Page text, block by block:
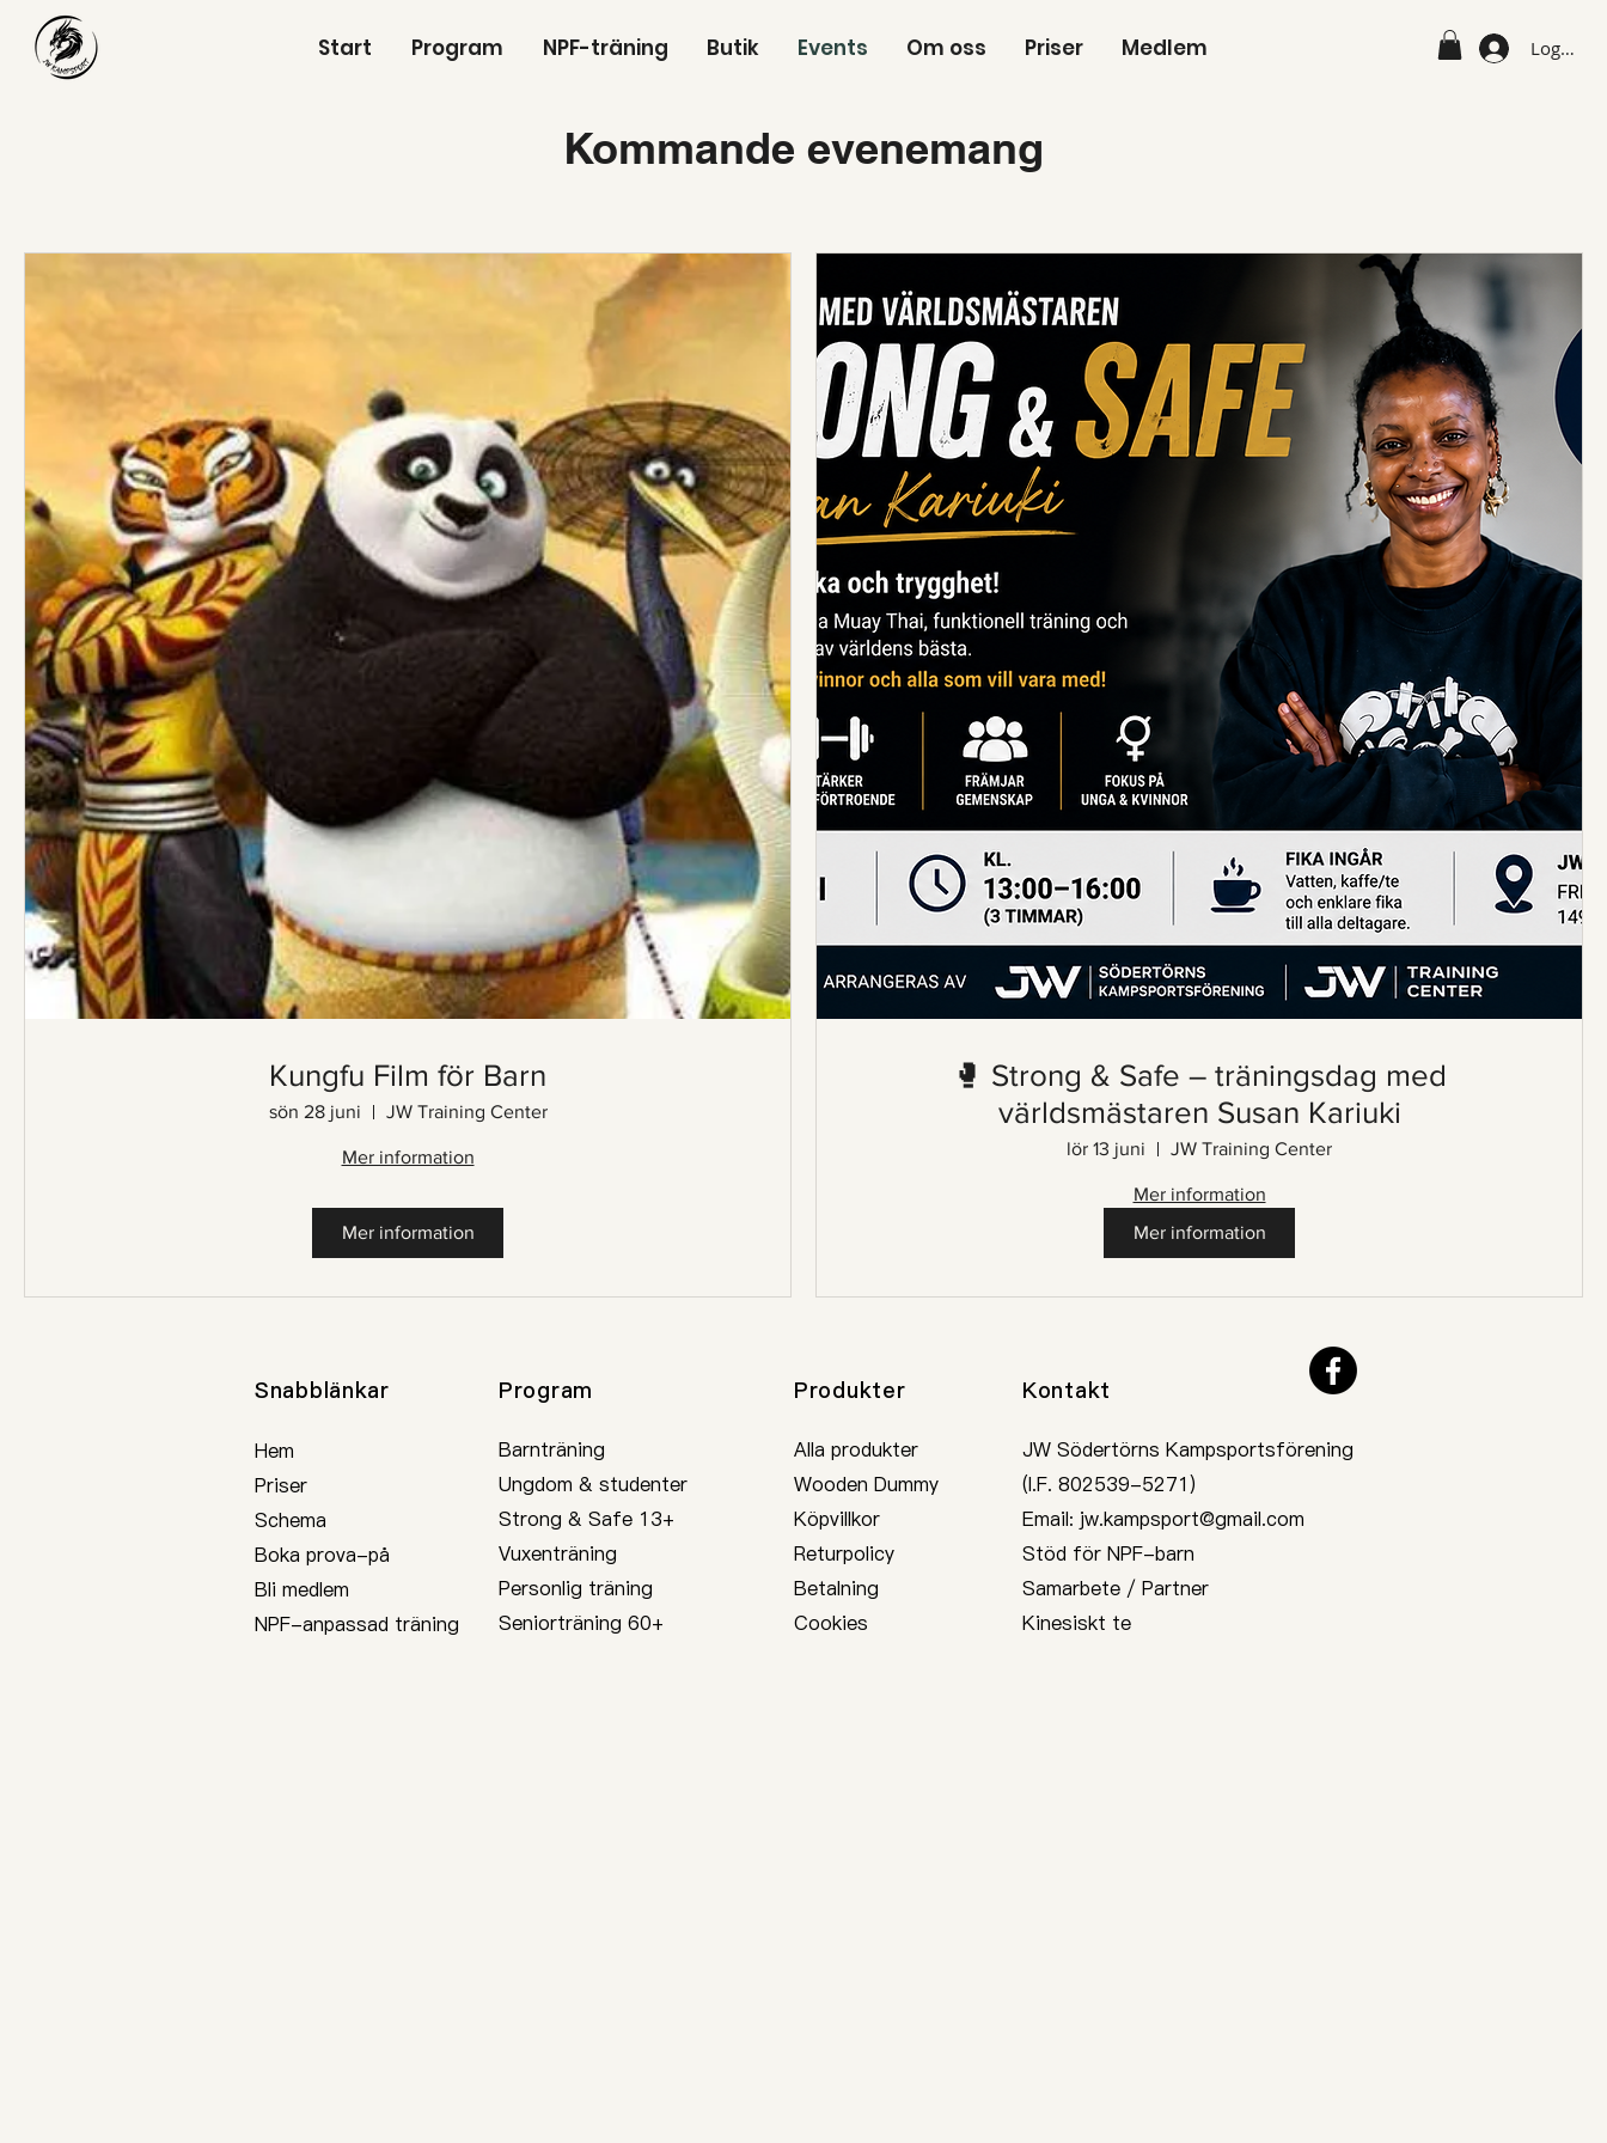
Start Program NPF-träning Butik Events Om oss Priser Medlem Logga in
Kommande evenemang
Kungfu Film för Barn
sön 28 juni JW Training Center
Mer information
Mer information
🥊 Strong & Safe – träningsdag med
världsmästaren Susan Kariuki
lör 13 juni JW Training Center
Mer information
Mer information
Snabblänkar Program
Hem
Priser
Schema
Boka prova-på
Bli medlem
NPF-anpassad träning
Barnträning
Ungdom & studenter
Strong & Safe 13+
Vuxenträning
Personlig träning
Seniorträning 60+
Produkter Kontakt
Alla produkter
Wooden Dummy
Köpvillkor
Returpolicy
Betalning
Cookies
JW Södertörns Kampsportsförening
(I.F. 802539-5271)
Email: jw.kampsport@gmail.com
Stöd för NPF-barn
Samarbete / Partner
Kinesiskt te